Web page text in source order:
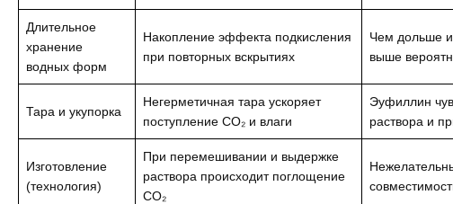
Длительное
хранение
водных форм
Накопление эффекта подкисления
при повторных вскрытиях
Чем дольше и
выше
Тара и укупорка
Негерметичная тара ускоряет
поступление CO₂ и влаги
Эуфиллин
раствора и
Изготовление
(технология)
При перемешивании и выдержке
раствора происходит поглощение
CO₂